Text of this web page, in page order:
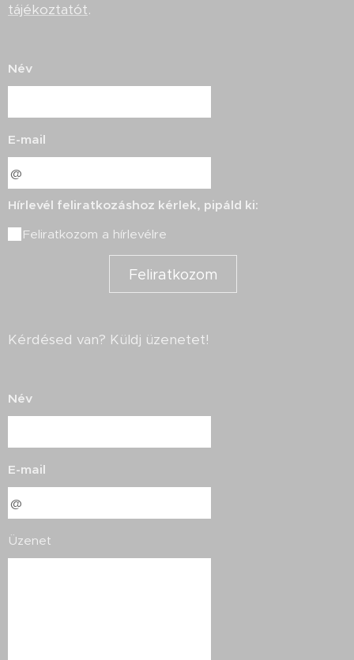
tájékoztatót.
Név
E-mail
Hírlevél feliratkozáshoz kérlek, pipáld ki:
Feliratkozom a hírlevélre
Feliratkozom
Kérdésed van? Küldj üzenetet!
Név
E-mail
Üzenet